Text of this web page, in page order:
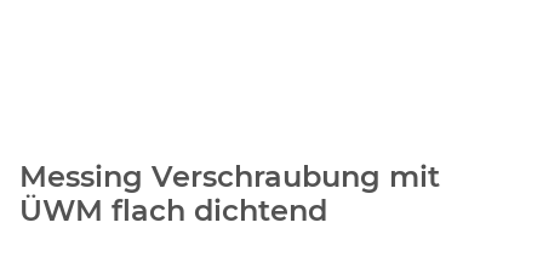
Messing Verschraubung mit
ÜWM flach dichtend